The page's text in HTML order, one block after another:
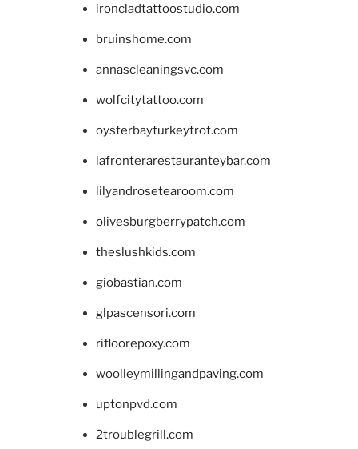
ironcladtattoostudio.com
bruinshome.com
annascleaningsvc.com
wolfcitytattoo.com
oysterbayturkeytrot.com
lafronterarestauranteybar.com
lilyandrosetearoom.com
olivesburgberrypatch.com
theslushkids.com
giobastian.com
glpascensori.com
rifloorepoxy.com
woolleymillingandpaving.com
uptonpvd.com
2troublegrill.com